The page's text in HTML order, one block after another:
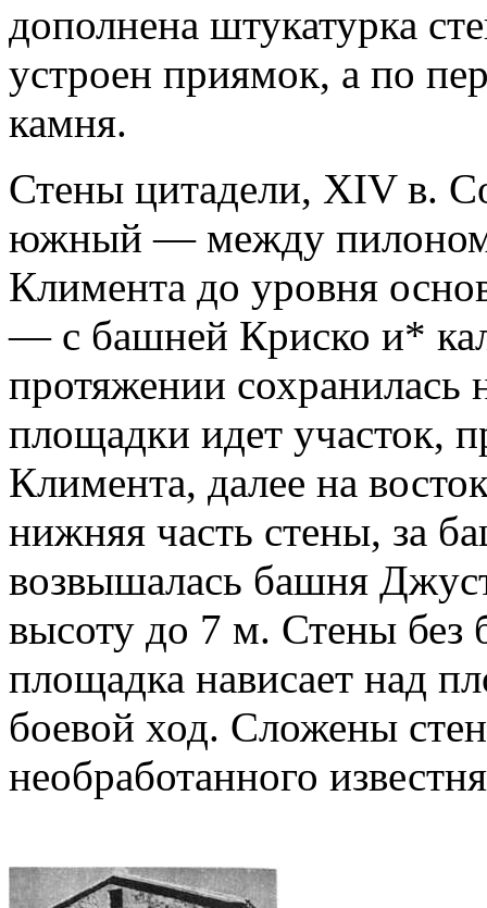
дополнена штукатурка
устроен приямок, а по
камня.
Стены цитадели, XIV в.
южный — между пилоном
Климента до уровня
— с башней Криско и*
протяжении сохранилась
площадки идет участок,
Климента, далее на
нижняя часть стены, за
возвышалась башня
высоту до 7 м. Стены без
площадка нависает над
боевой ход. Сложены
необработанного